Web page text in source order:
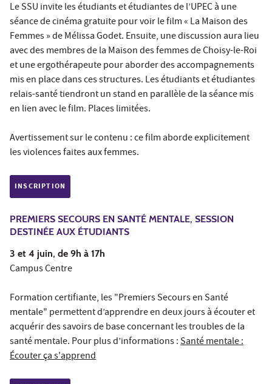
Le SSU invite les étudiants et étudiantes de l’UPEC à une
séance de cinéma gratuite pour voir le film « La Maison des
Femmes » de Mélissa Godet. Ensuite, une discussion aura lieu
avec des membres de la Maison des femmes de Choisy-le-Roi
et une ergothérapeute pour aborder des accompagnements
mis en place dans ces structures. Les étudiants et étudiantes
relais-santé tiendront un stand en parallèle de la séance mis
en lien avec le film. Places limitées.
Avertissement sur le contenu : ce film aborde explicitement
les violences faites aux femmes.
INSCRIPTION
PREMIERS SECOURS EN SANTÉ MENTALE, SESSION
DESTINÉE AUX ÉTUDIANTS
3 et 4 juin, de 9h à 17h
Campus Centre
Formation certifiante, les "Premiers Secours en Santé
mentale" permettent d’apprendre en deux jours à écouter et
acquérir des savoirs de base concernant les troubles de la
santé mentale. Pour plus d’informations :Santé mentale :
Écouter ça s'apprend